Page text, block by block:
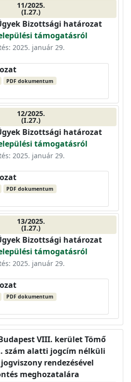
11/2025.
(I.27.)
Bizottsági határozat
támogatásról
2025. január 29.
PDF dokumentum
12/2025.
(I.27.)
Bizottsági határozat
támogatásról
2025. január 29.
PDF dokumentum
13/2025.
(I.27.)
Bizottsági határozat
támogatásról
2025. január 29.
PDF dokumentum
VIII. kerület Tömő
alatti jogcím nélküli
rendezésével
meghozatalára